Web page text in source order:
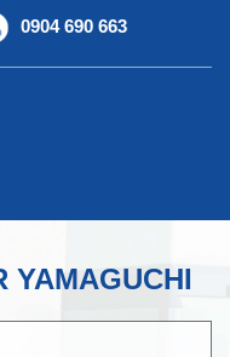
0904 690 663
YAMAGUCHI